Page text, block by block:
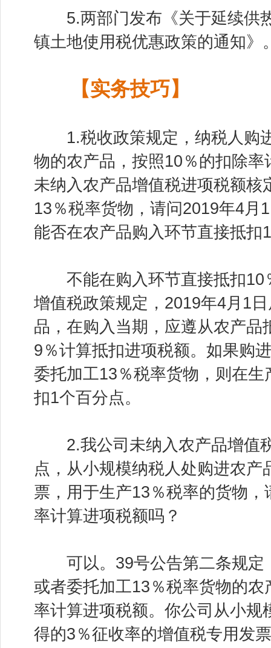
5.两部门发布《关于延续供
镇土地使用税优惠政策的通知》
【实务技巧】
1.税收政策规定，纳税人购
物的农产品，按照10％的扣除
未纳入农产品增值税进项税额核
13％税率货物，请问2019年4月
能否在农产品购入环节直接抵扣
不能在购入环节直接抵扣10
增值税政策规定，2019年4月1
品，在购入当期，应遵从农产品
9％计算抵扣进项税额。如果购
委托加工13％税率货物，则在
扣1个百分点。
2.我公司未纳入农产品增值
点，从小规模纳税人处购进农产
票，用于生产13％税率的货物
率计算进项税额吗？
可以。39号公告第二条规定
或者委托加工13％税率货物的
率计算进项税额。你公司从小规
得的3％征收率的增值税专用发